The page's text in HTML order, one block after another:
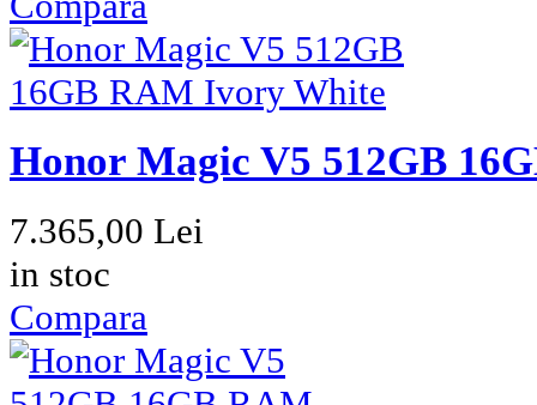
Compara
Honor Magic V5 512GB
7.365,00 Lei
in stoc
Compara